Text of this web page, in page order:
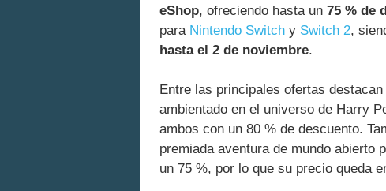
eShop, ofreciendo hasta un 75 % de
para Nintendo Switch y Switch 2,
hasta el 2 de noviembre.
Entre las principales ofertas destacan
ambientado en el universo de Harry
ambos con un 80 % de descuento.
premiada aventura de mundo abierto
un 75 %, por lo que su precio queda